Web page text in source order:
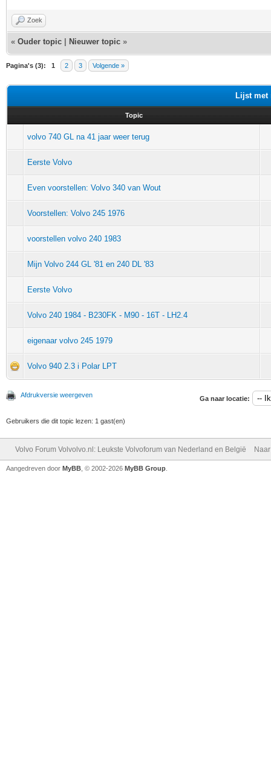
Zoek
« Ouder topic Nieuwer topic »
Pagina's (3): 1 2 3 Volgende »
Lijst met
Topic
volvo 740 GL na 41 jaar weer terug
Eerste Volvo
Even voorstellen: Volvo 340 van Wout
Voorstellen: Volvo 245 1976
voorstellen volvo 240 1983
Mijn Volvo 244 GL '81 en 240 DL '83
Eerste Volvo
Volvo 240 1984 - B230FK - M90 - 16T - LH2.4
eigenaar volvo 245 1979
Volvo 940 2.3 i Polar LPT
Afdrukversie weergeven Ga naar locatie:
Gebruikers die dit topic lezen: 1 gast(en)
Volvo Forum Volvolvo.nl: Leukste Volvoforum van Nederland en België
Aangedreven door MyBB , © 2002-2026 MyBB Group